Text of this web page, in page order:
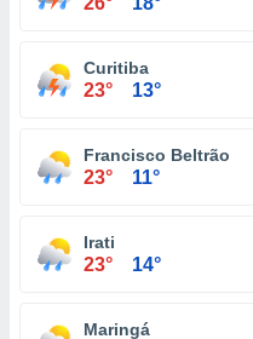
Curitiba
23° 13°
Francisco Beltrão
23° 11°
Irati
23° 14°
Maringá